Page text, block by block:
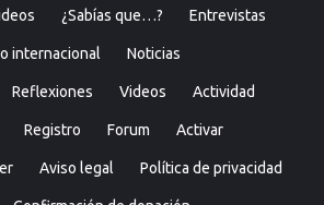
¿Sabías que…? Entrevistas
internacional Noticias
Reflexiones Videos Actividad
Registro Forum Activar
Aviso legal Política de privacidad